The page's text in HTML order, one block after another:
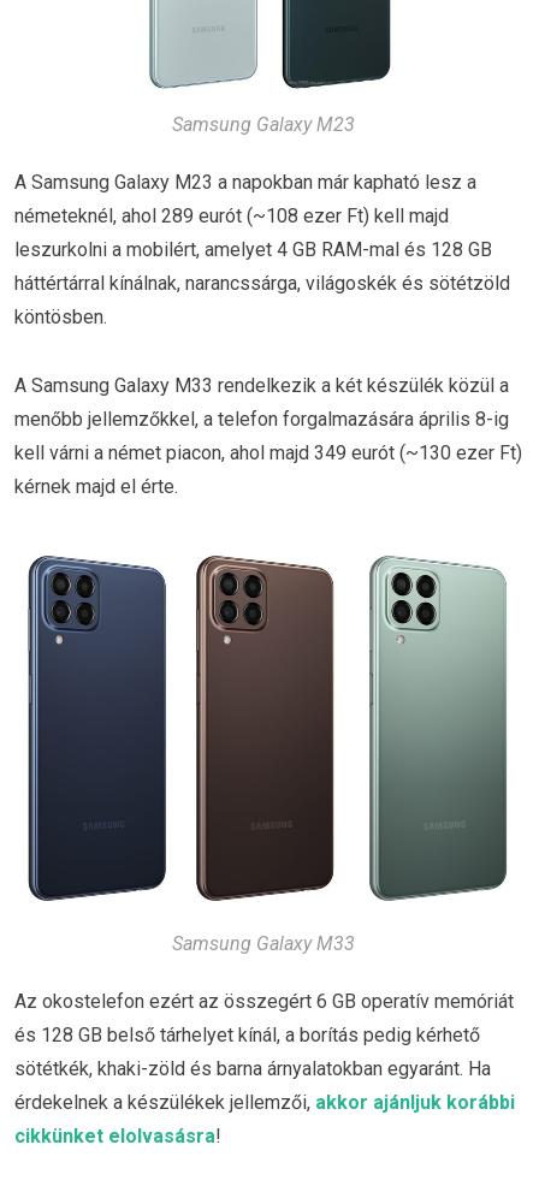
Samsung Galaxy M23
A Samsung Galaxy M23 a napokban már kapható lesz a
németeknél, ahol 289 eurót (~108 ezer Ft) kell majd
leszurkolni a mobilért, amelyet 4 GB RAM-mal és 128 GB
háttértárral kínálnak, narancssárga, világoskék és sötétzöld
köntösben.
A Samsung Galaxy M33 rendelkezik a két készülék közül a
menőbb jellemzőkkel, a telefon forgalmazására április 8-ig
kell várni a német piacon, ahol majd 349 eurót (~130 ezer Ft)
kérnek majd el érte.
Samsung Galaxy M33
Az okostelefon ezért az összegért 6 GB operatív memóriát
és 128 GB belső tárhelyet kínál, a borítás pedig kérhető
sötétkék, khaki-zöld és barna árnyalatokban egyaránt. Ha
érdekelnek a készülékek jellemzői, akkor ajánljuk korábbi
cikkünket elolvasásra!